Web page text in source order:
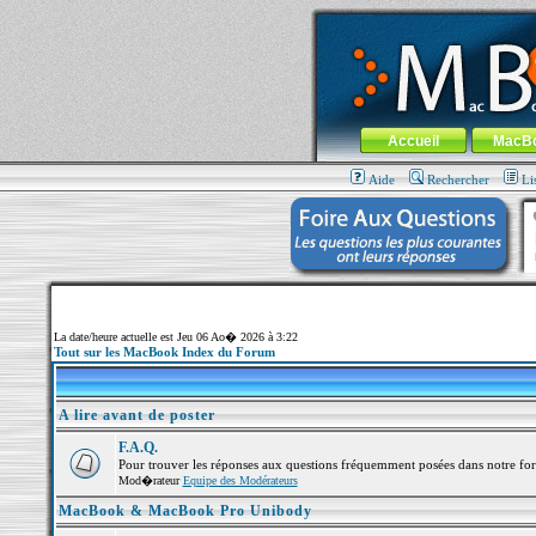
MacBook-fr.com : 100% Apple... 100%
Aller au contenu-Aller au menu
Menu général
Accueil
Aide Rechercher
La date/heure actuelle est Jeu 06 Ao� 2026 à 3:22
Tout sur les MacBook Index du Forum
A lire avant de poster
F.A.Q.
Pour trouver les réponses aux questions fréquemment posées dans notre
Mod�rateurEquipe des Modérateurs
MacBook & MacBook Pro Unibody